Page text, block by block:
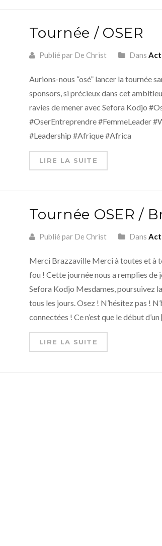
Tournée / OSER
Publié par De Christ Dans
Aurions-nous “osé” lancer la tournée
sponsors, si précieux dans cet
ravies de mener avec Sefora Kodjo
#OserEntreprendre #FemmeLeader
#Leadership #Afrique #Africa
LIRE LA SUITE
Tournée OSER /
Publié par De Christ Dans
Merci Brazzaville Merci à toutes et à
fou ! Cette journée nous a remplies de
Sefora Kodjo Mesdames, poursuivez
tous les jours. Osez ! N’hésitez pas !
connectées ! Ce n’est que le début
LIRE LA SUITE